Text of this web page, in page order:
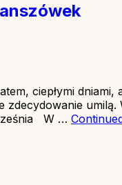
ciepłymi
zdecydowanie
W …